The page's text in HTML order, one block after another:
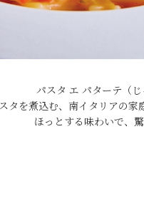
パスタ エ パターテ（じ
タを煮込む、南イタリアの
ほっとする味わいで、